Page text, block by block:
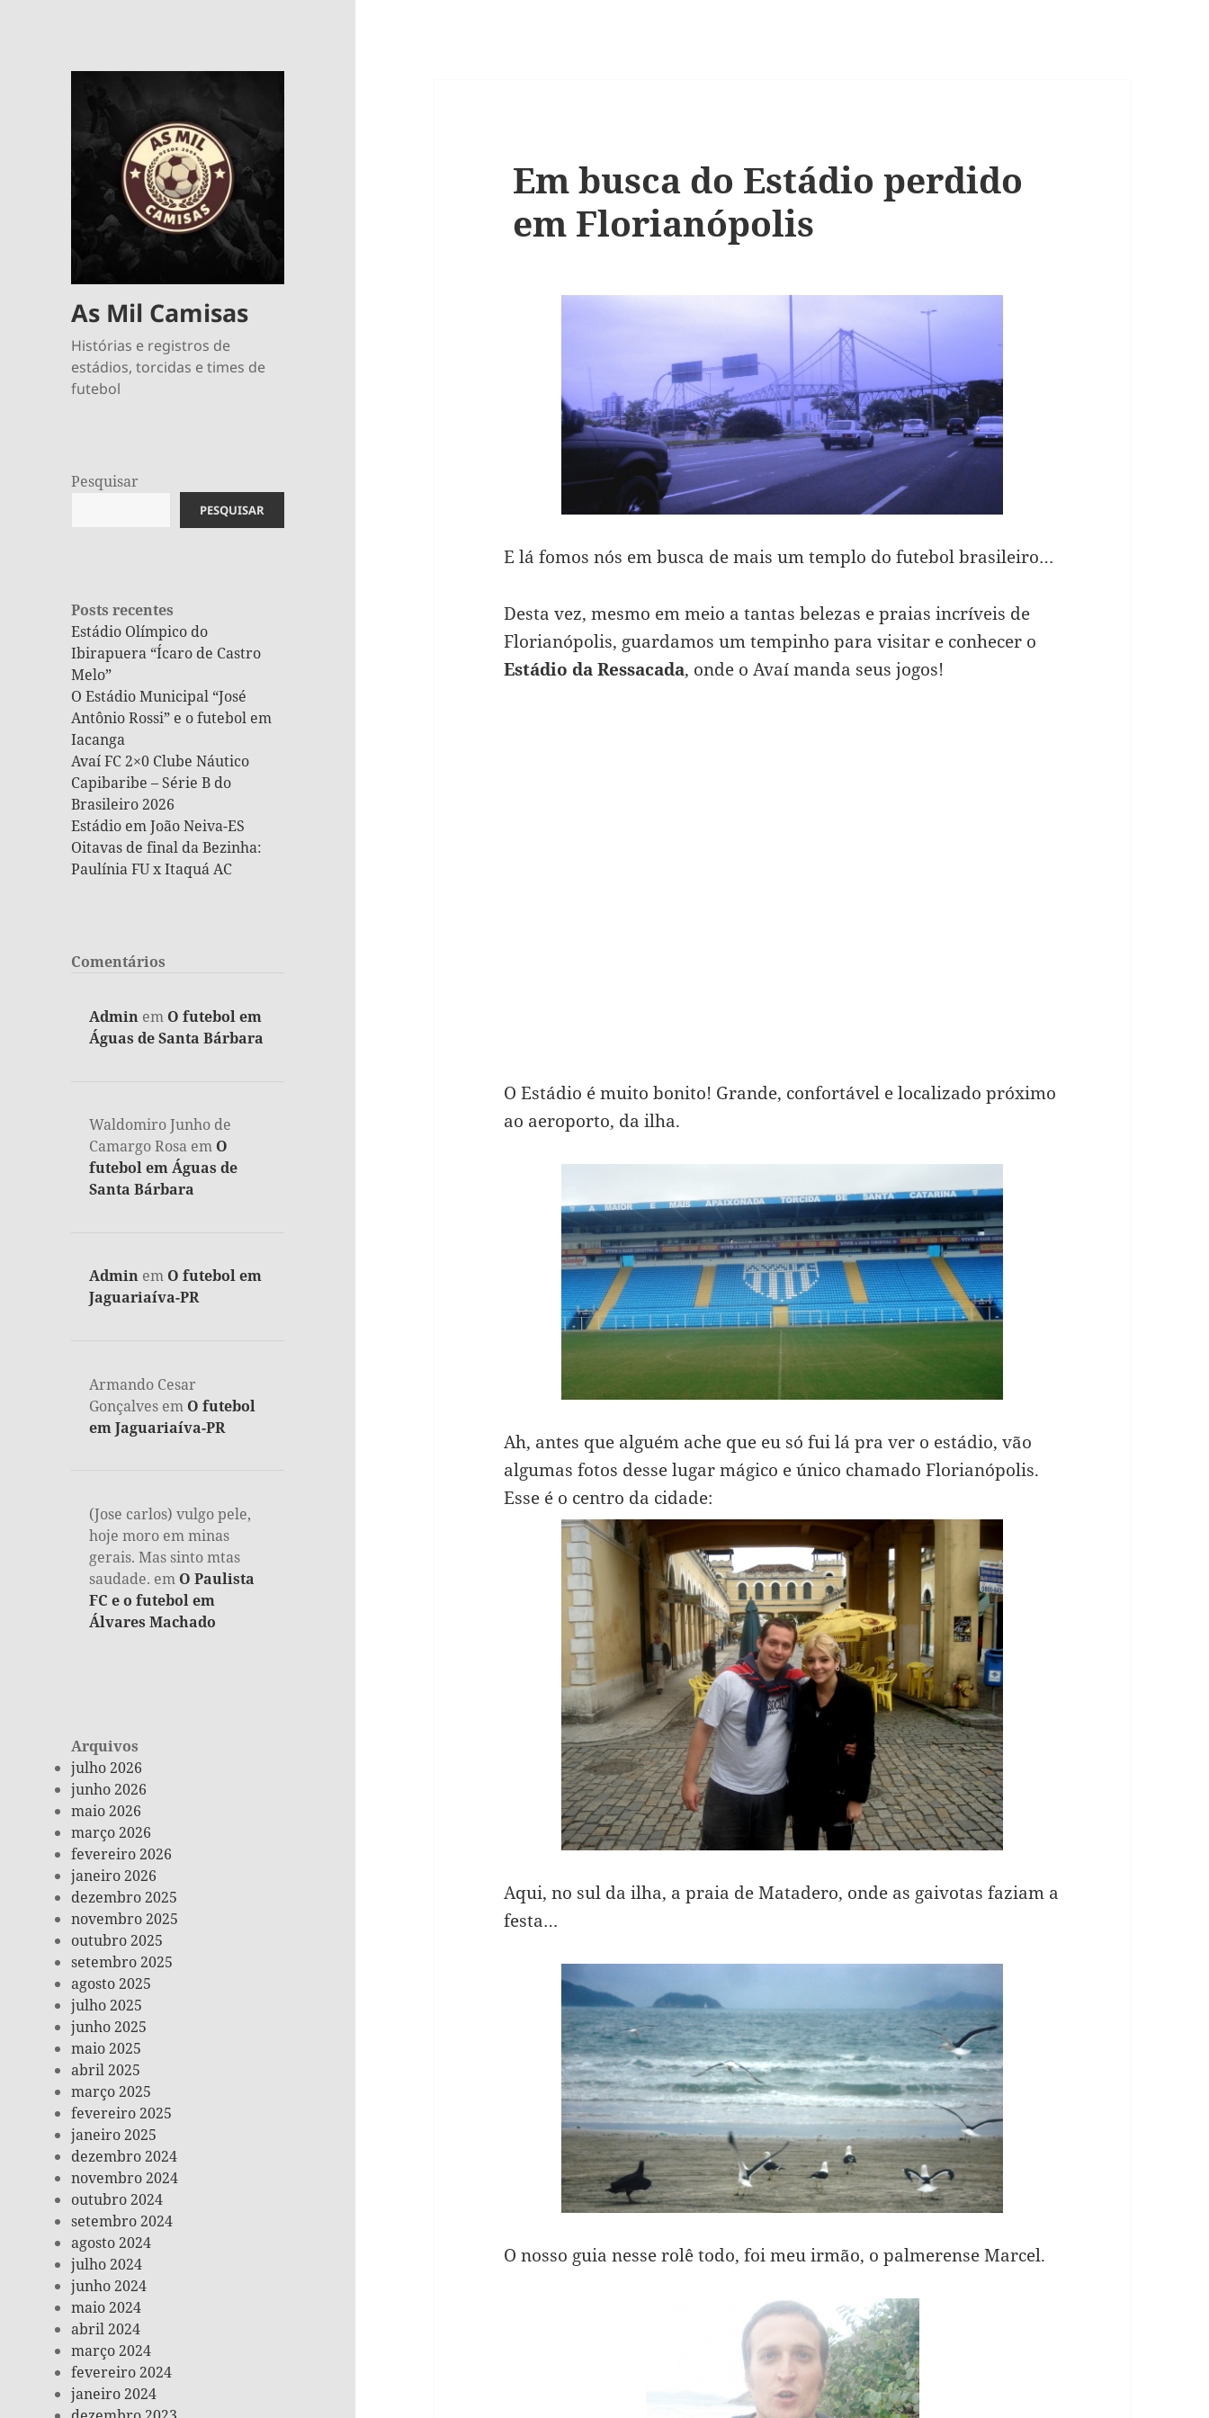
As Mil Camisas
Histórias e registros de
estádios, torcidas e times de
futebol
Pesquisar
PESQUISAR
Posts recentes
Estádio Olímpico do
Ibirapuera “Ícaro de Castro
Melo”
O Estádio Municipal “José
Antônio Rossi” e o futebol em
Iacanga
Avaí FC 2×0 Clube Náutico
Capibaribe – Série B do
Brasileiro 2026
Estádio em João Neiva-ES
Oitavas de final da Bezinha:
Paulínia FU x Itaquá AC
Comentários
Admin em O futebol em
Águas de Santa Bárbara
Waldomiro Junho de
Camargo Rosa em O
futebol em Águas de
Santa Bárbara
Admin em O futebol em
Jaguariaíva-PR
Armando Cesar
Gonçalves em O futebol
em Jaguariaíva-PR
(Jose carlos) vulgo pele,
hoje moro em minas
gerais. Mas sinto mtas
saudade. em O Paulista
FC e o futebol em
Álvares Machado
Arquivos
julho 2026
junho 2026
maio 2026
março 2026
fevereiro 2026
janeiro 2026
dezembro 2025
novembro 2025
outubro 2025
setembro 2025
agosto 2025
julho 2025
junho 2025
maio 2025
abril 2025
março 2025
fevereiro 2025
janeiro 2025
dezembro 2024
novembro 2024
outubro 2024
setembro 2024
agosto 2024
julho 2024
junho 2024
maio 2024
abril 2024
março 2024
fevereiro 2024
janeiro 2024
Em busca do Estádio perdido
em Florianópolis
E lá fomos nós em busca de mais um templo do futebol brasileiro…
Desta vez, mesmo em meio a tantas belezas e praias incríveis de
Florianópolis, guardamos um tempinho para visitar e conhecer o
Estádio da Ressacada, onde o Avaí manda seus jogos!
O Estádio é muito bonito! Grande, confortável e localizado próximo
ao aeroporto, da ilha.
Ah, antes que alguém ache que eu só fui lá pra ver o estádio, vão
algumas fotos desse lugar mágico e único chamado Florianópolis.
Esse é o centro da cidade:
Aqui, no sul da ilha, a praia de Matadero, onde as gaivotas faziam a
festa…
O nosso guia nesse rolê todo, foi meu irmão, o palmerense Marcel.